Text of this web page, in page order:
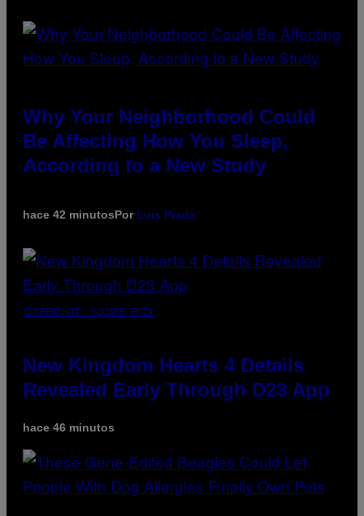
Why Your Neighborhood Could
Be Affecting How You Sleep,
According to a New Study
hace 42 minutosPor Luis Prada
SCREENSHOT: SQUARE ENIX
New Kingdom Hearts 4 Details
Revealed Early Through D23 App
hace 46 minutos